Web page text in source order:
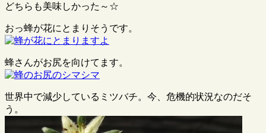
どちらも美味しかった～☆
おっ蜂が花にとまりそうです。
蜂さんがお尻を向けてます。
世界中で減少しているミツバチ。今、危機的状況なのだそ
う。